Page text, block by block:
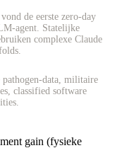
de eerste zero-day
agent. Statelijke
complexe Claude
pathogen-data, militaire
classified software
gain (fysieke